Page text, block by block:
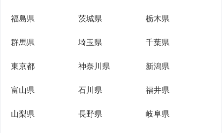
福島県 茨城県 栃木県
群馬県 埼玉県 千葉県
東京都 神奈川県 新潟県
富山県 石川県 福井県
山梨県 長野県 岐阜県